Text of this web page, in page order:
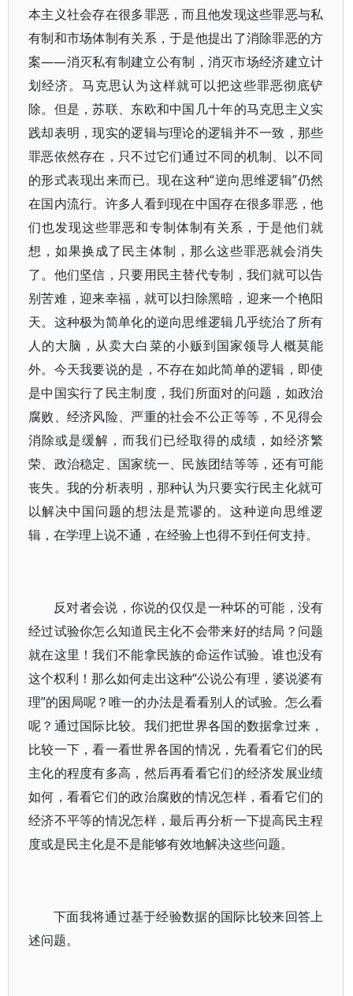
本主义社会存在很多罪恶，而且他发现这些罪恶与私
有制和市场体制有关系，于是他提出了消除罪恶的方
案——消灭私有制建立公有制，消灭市场经济建立计
划经济。马克思认为这样就可以把这些罪恶彻底铲
除。但是，苏联、东欧和中国几十年的马克思主义实
践却表明，现实的逻辑与理论的逻辑并不一致，那些
罪恶依然存在，只不过它们通过不同的机制、以不同
的形式表现出来而已。现在这种“逆向思维逻辑”仍然
在国内流行。许多人看到现在中国存在很多罪恶，他
们也发现这些罪恶和专制体制有关系，于是他们就
想，如果换成了民主体制，那么这些罪恶就会消失
了。他们坚信，只要用民主替代专制，我们就可以告
别苦难，迎来幸福，就可以扫除黑暗，迎来一个艳阳
天。这种极为简单化的逆向思维逻辑几乎统治了所有
人的大脑，从卖大白菜的小贩到国家领导人概莫能
外。今天我要说的是，不存在如此简单的逻辑，即使
是中国实行了民主制度，我们所面对的问题，如政治
腐败、经济风险、严重的社会不公正等等，不见得会
消除或是缓解，而我们已经取得的成绩，如经济繁
荣、政治稳定、国家统一、民族团结等等，还有可能
丧失。我的分析表明，那种认为只要实行民主化就可
以解决中国问题的想法是荒谬的。这种逆向思维逻
辑，在学理上说不通，在经验上也得不到任何支持。
反对者会说，你说的仅仅是一种坏的可能，没有
经过试验你怎么知道民主化不会带来好的结局？问题
就在这里！我们不能拿民族的命运作试验。谁也没有
这个权利！那么如何走出这种“公说公有理，婆说婆有
理”的困局呢？唯一的办法是看看别人的试验。怎么看
呢？通过国际比较。我们把世界各国的数据拿过来，
比较一下，看一看世界各国的情况，先看看它们的民
主化的程度有多高，然后再看看它们的经济发展业绩
如何，看看它们的政治腐败的情况怎样，看看它们的
经济不平等的情况怎样，最后再分析一下提高民主程
度或是民主化是不是能够有效地解决这些问题。
下面我将通过基于经验数据的国际比较来回答上
述问题。